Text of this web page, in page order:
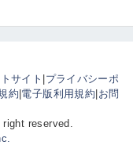
サイト プライバシーポ
約 電子版利用規約 お問
reserved.